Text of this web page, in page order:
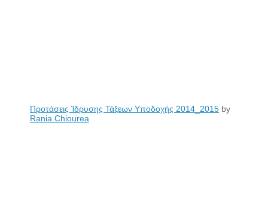
Προτάσεις Ίδρυσης Τάξεων Υποδοχής 2014_2015 by
Rania Chiourea